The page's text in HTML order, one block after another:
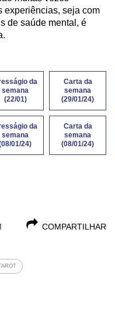
experiências, seja com
de saúde mental, é
da
semana
(22/01)
Carta da
semana
(29/01/24)
da
semana
01/24)
Carta da
semana
(08/01/24)
COMPARTILHAR